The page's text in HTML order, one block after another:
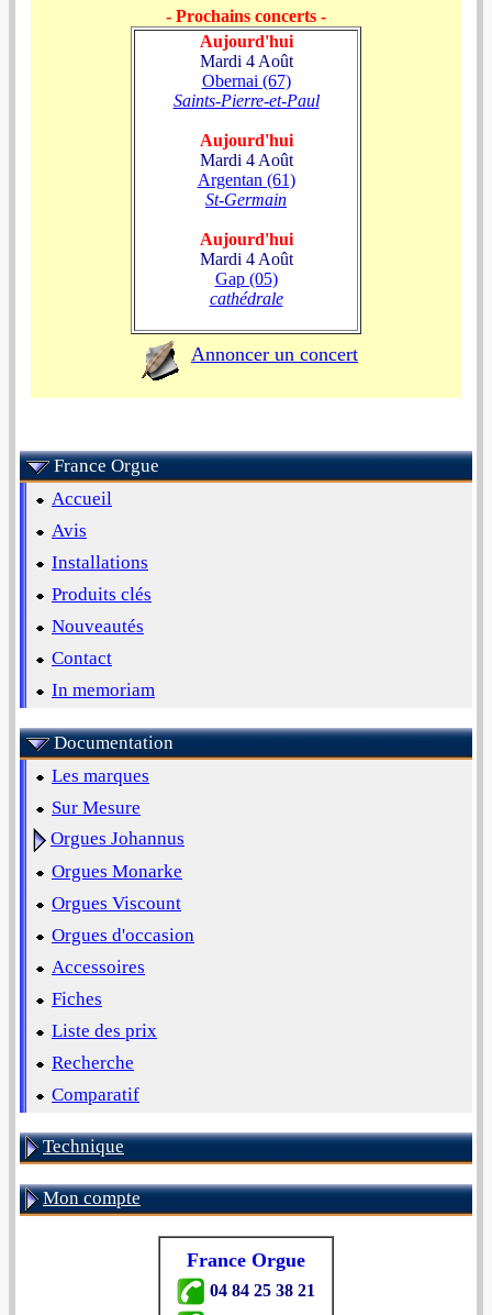
- Prochains concerts -
Aujourd'hui
Mardi 4 Août
Obernai (67)
Saints-Pierre-et-Paul
Aujourd'hui
Mardi 4 Août
Argentan (61)
St-Germain
Aujourd'hui
Mardi 4 Août
Gap (05)
cathédrale
Annoncer un concert
France Orgue
Accueil
Avis
Installations
Produits clés
Nouveautés
Contact
In memoriam
Documentation
Les marques
Sur Mesure
Orgues Johannus
Orgues Monarke
Orgues Viscount
Orgues d'occasion
Accessoires
Fiches
Liste des prix
Recherche
Comparatif
Technique
Mon compte
France Orgue
04 84 25 38 21